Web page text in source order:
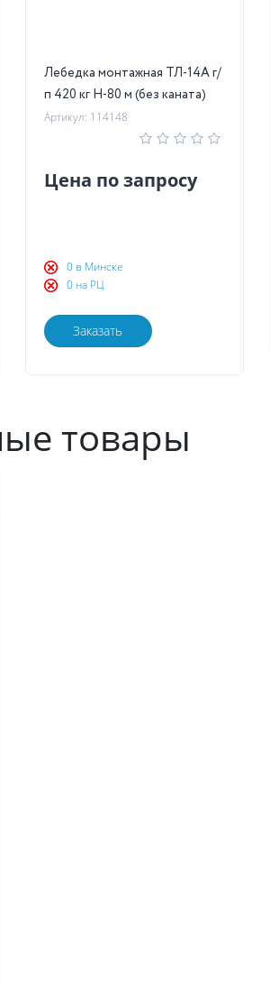
Лебедка монтажная ТЛ-14А г/
п 420 кг Н-80 м (без каната)
Артикул: 114148
Цена по запросу
0 в Минске
0 на РЦ
Заказать
товары